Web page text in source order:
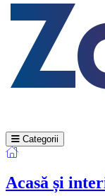
Categorii
Acasă și